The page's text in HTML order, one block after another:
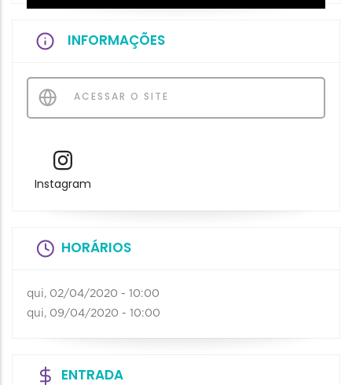
INFORMAÇÕES
ACESSAR O SITE
Instagram
HORÁRIOS
qui, 02/04/2020 - 10:00
qui, 09/04/2020 - 10:00
ENTRADA